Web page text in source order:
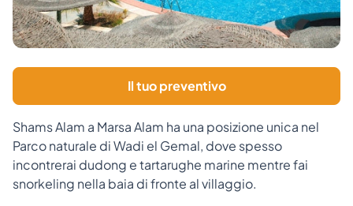
Il tuo preventivo
Shams Alam a Marsa Alam ha una posizione unica nel
Parco naturale di Wadi el Gemal, dove spesso
incontrerai dudong e tartarughe marine mentre fai
snorkeling nella baia di fronte al villaggio.